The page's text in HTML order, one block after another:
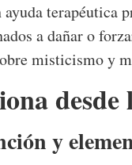
terapéutica
a dañar o
misticismo y
y